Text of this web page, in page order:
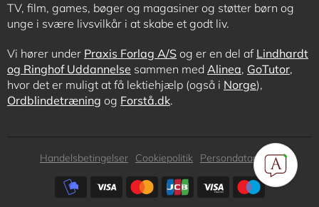
TV, film, games, bøger og magasiner og støtter børn og
unge i svære livsvilkår i at skabe et godt liv.
Vi hører under Praxis Forlag A/S og er en del af Lindhardt
og Ringhof Uddannelse sammen med Alinea, GoTutor,
hvor det er muligt at få lektiehjælp (også i Norge),
Ordblindetræning og Forstå.dk.
Subfooter
Handelsbetingelser Cookiepolitik
Persondatapolitik
Subfooter
payment